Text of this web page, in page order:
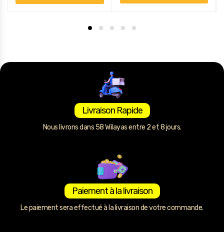
Livraison Rapide
Nous livrons dans 58 Wilayas entre 2 et 8 jours.
Paiement à la livraison
Le paiement sera effectué à la livraison de votre commande.